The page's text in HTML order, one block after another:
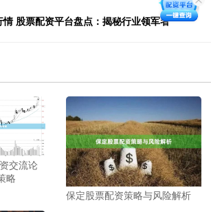
情 股票配资平台盘点：揭秘行业领军者
交流论
略
保定股票配资策略与风险解析